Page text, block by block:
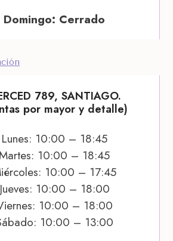
Domingo: Cerrado
789, SANTIAGO.
por mayor y detalle)
Lunes: 10:00 – 18:45
10:00 – 18:45
10:00 – 17:45
Jueves: 10:00 – 18:00
10:00 – 18:00
10:00 – 13:00